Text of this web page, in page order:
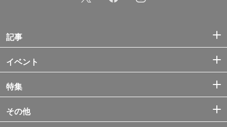
記事
イベント
特集
その他